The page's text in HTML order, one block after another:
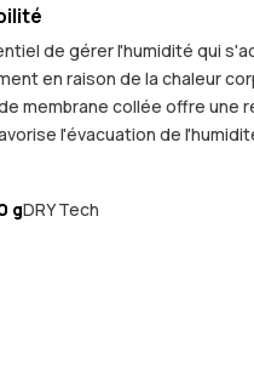
de gérer l'humidité qui
en raison de la chaleur
membrane collée offre une
l'évacuation de
gDRY Tech